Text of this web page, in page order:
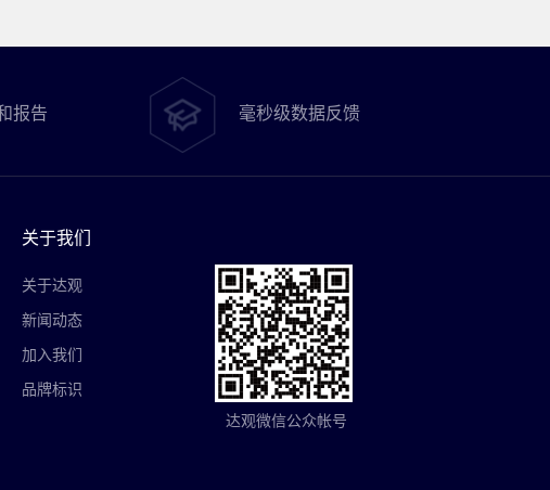
报告 毫秒级数据反馈
关于我们
关于达观
新闻动态
加入我们
品牌标识
达观微信公众帐号